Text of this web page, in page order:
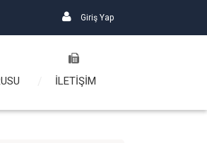
Giriş Yap
İLETİŞİM